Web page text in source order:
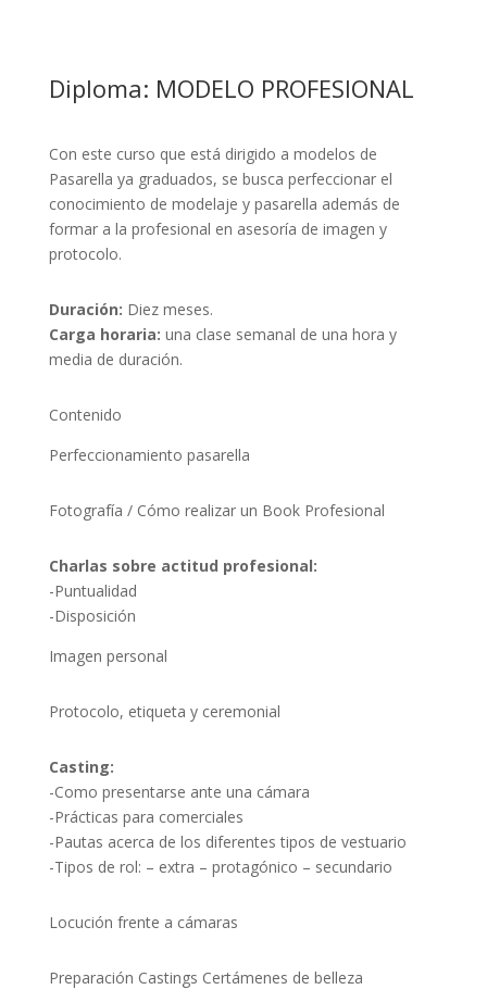
Diploma: MODELO PROFESIONAL
Con este curso que está dirigido a modelos de
Pasarella ya graduados, se busca perfeccionar el
conocimiento de modelaje y pasarella además de
formar a la profesional en asesoría de imagen y
protocolo.
Duración: Diez meses.
Carga horaria: una clase semanal de una hora y
media de duración.
Contenido
Perfeccionamiento pasarella
Fotografía / Cómo realizar un Book Profesional
Charlas sobre actitud profesional:
-Puntualidad
-Disposición
Imagen personal
Protocolo, etiqueta y ceremonial
Casting:
-Como presentarse ante una cámara
-Prácticas para comerciales
-Pautas acerca de los diferentes tipos de vestuario
-Tipos de rol: – extra – protagónico – secundario
Locución frente a cámaras
Preparación Castings Certámenes de belleza